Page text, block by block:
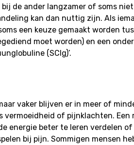
de ander langzamer of soms
kan dan nuttig zijn. Als
een keuze gemaakt worden
moet worden) en een
(SCIg)’.
vaker blijven er in meer of
vermoeidheid of pijnklachten.
energie beter te leren verdelen
bij pijn. Sommigen mensen